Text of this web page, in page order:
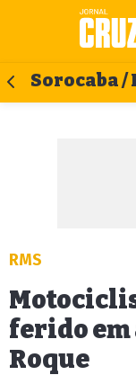
Sorocaba /
RMS
ferido em
Roque